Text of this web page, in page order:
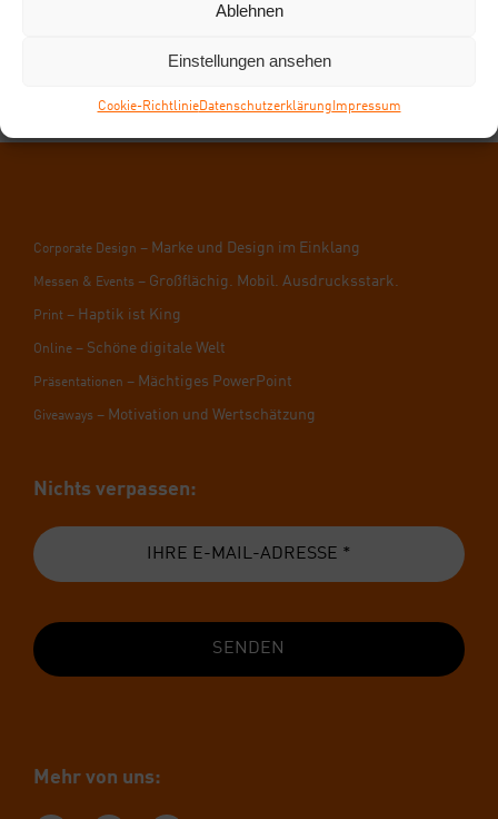
Ablehnen
Einstellungen ansehen
Coo­kie-Richt­li­nieDaten­schutz­er­klä­rung Impres­sum
Cor­po­ra­te Design – Mar­ke und Design im Ein­klang
Mes­sen & Events – Groß­flä­chig. Mobil. Aus­drucks­stark.
Print – Hap­tik ist King
Online – Schö­ne digi­ta­le Welt
Prä­sen­ta­tio­nen – Mäch­ti­ges Power­Point
Givea­ways – Moti­va­ti­on und Wert­schät­zung
Nichts ver­pas­sen:
SENDEN
Mehr von uns: